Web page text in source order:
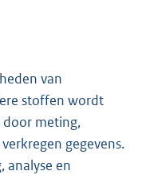
van
stoffen wordt
meting,
gegevens.
analyse en